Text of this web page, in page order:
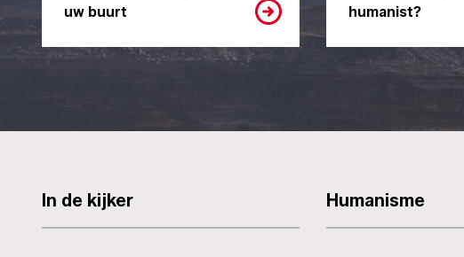
uw buurt
humanist?
In de kijker Humanisme